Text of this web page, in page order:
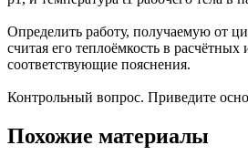
Определить работу, получаемую от
считая его теплоёмкость в
соответствующие пояснения.
Контрольный вопрос. Приведите
Похожие материалы